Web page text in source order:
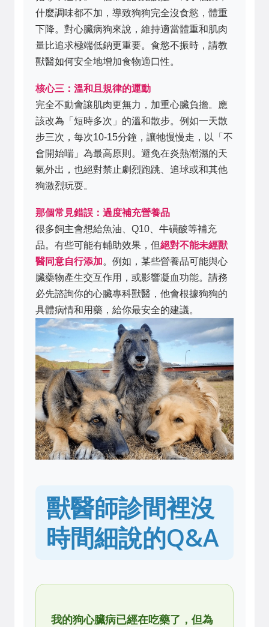
什麼調味都不加，導致狗狗完全沒食慾，體重
下降。對心臟病狗來說，維持適當體重和肌肉
量比追求極端低鈉更重要。食慾不振時，請教
獸醫如何安全地增加食物適口性。
核心三：溫和且規律的運動
完全不動會讓肌肉更無力，加重心臟負擔。應
該改為「短時多次」的溫和散步。例如一天散
步三次，每次10-15分鐘，讓牠慢慢走，以「不
會開始喘」為最高原則。避免在炎熱潮濕的天
氣外出，也絕對禁止劇烈跑跳、追球或和其他
狗激烈玩耍。
那個常見錯誤：過度補充營養品
很多飼主會想給魚油、Q10、牛磺酸等補充
品。有些可能有輔助效果，但絕對不能未經獸
醫同意自行添加。例如，某些營養品可能與心
臟藥物產生交互作用，或影響凝血功能。請務
必先諮詢你的心臟專科獸醫，他會根據狗狗的
具體病情和用藥，給你最安全的建議。
獸醫師診間裡沒
時間細說的Q&A
我的狗心臟病已經在吃藥了，但為